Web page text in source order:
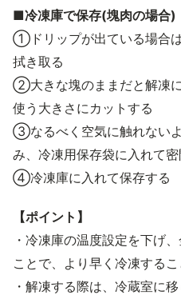
■冷凍庫で保存(塊肉の場合)
①ドリップが出ている場合
拭き取る
②大きな塊のままだと解凍
使う大きさにカットする
③なるべく空気に触れない
み、冷凍用保存袋に入れて密
④冷凍庫に入れて保存する
【ポイント】
・冷凍庫の温度設定を下げ
ことで、より早く冷凍するこ
・解凍する際は、冷蔵室に